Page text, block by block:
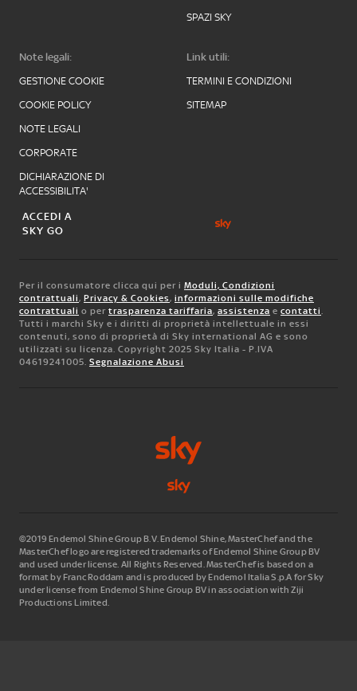
SPAZI SKY
Note legali:
GESTIONE COOKIE
COOKIE POLICY
NOTE LEGALI
CORPORATE
DICHIARAZIONE DI
ACCESSIBILITA'
Link utili:
TERMINI E CONDIZIONI
SITEMAP
ACCEDI A
SKY GO
Per il consumatore clicca qui per i Moduli, Condizioni
contrattuali, Privacy & Cookies, informazioni sulle modifiche
contrattuali o per trasparenza tariffaria, assistenza e contatti.
Tutti i marchi Sky e i diritti di proprietà intellettuale in essi
contenuti, sono di proprietà di Sky international AG e sono
utilizzati su licenza. Copyright 2025 Sky Italia - P.IVA
04619241005. Segnalazione Abusi
©2019 Endemol Shine Group B.V. Endemol Shine, MasterChef and the
MasterChef logo are registered trademarks of Endemol Shine Group BV
and used under license. All Rights Reserved. MasterChef is based on a
format by Franc Roddam and is produced by Endemol Italia S.p.A for Sky
under license from Endemol Shine Group BV in association with Ziji
Productions Limited.